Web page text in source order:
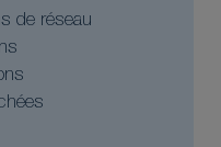
de réseau